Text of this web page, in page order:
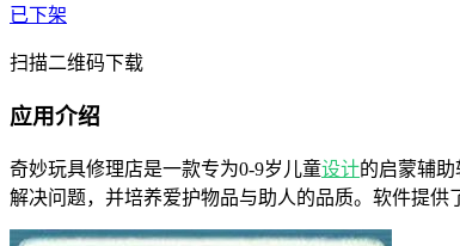
已下架
扫描二维码下载
应用介绍
奇妙玩具修理店是一款专为0-9岁儿童设计的启蒙辅
解决问题，并培养爱护物品与助人的品质。软件提供